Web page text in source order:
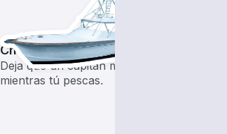
Chárteres de Pesca
Deja que un capitán maneje
mientras tú pescas.